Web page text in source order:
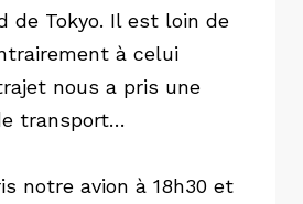
de Tokyo. Il est loin de
à celui
nous a pris une
transport…
notre avion à 18h30 et